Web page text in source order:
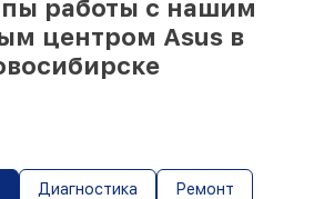
работы с нашим
центром Asus в
Диагностика Ремонт